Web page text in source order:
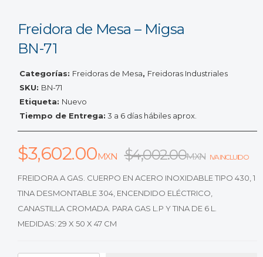
Freidora de Mesa – Migsa
BN-71
Categorías: Freidoras de Mesa, Freidoras Industriales
SKU: BN-71
Etiqueta: Nuevo
Tiempo de Entrega: 3 a 6 días hábiles aprox.
$3,602.00MXN $4,002.00MXN IVA INCLUIDO
FREIDORA A GAS. CUERPO EN ACERO INOXIDABLE TIPO 430, 1
TINA DESMONTABLE 304, ENCENDIDO ELÉCTRICO,
CANASTILLA CROMADA. PARA GAS L.P Y TINA DE 6 L.
MEDIDAS: 29 X 50 X 47 CM